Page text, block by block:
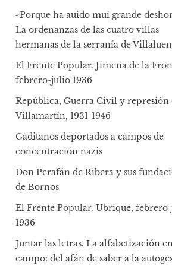
«Porque ha auido mui grande
La ordenanzas de las cuatro villas
hermanas de la serranía de
El Frente Popular. Jimena de la
febrero-julio 1936
República, Guerra Civil y represión
Villamartín, 1931-1946
Gaditanos deportados a campos de
concentración nazis
Don Perafán de Ribera y sus
de Bornos
El Frente Popular. Ubrique,
1936
Juntar las letras. La alfabetización
campo: del afán de saber a la